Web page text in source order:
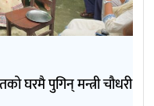
घरमै पुगिन् मन्त्री चौधरी